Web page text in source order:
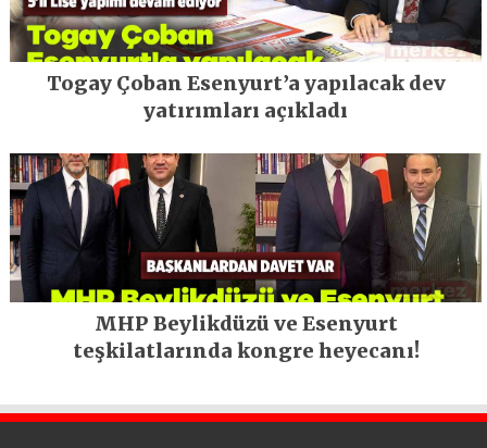
Togay Çoban Esenyurt’a yapılacak dev
yatırımları açıkladı
MHP Beylikdüzü ve Esenyurt
teşkilatlarında kongre heyecanı!